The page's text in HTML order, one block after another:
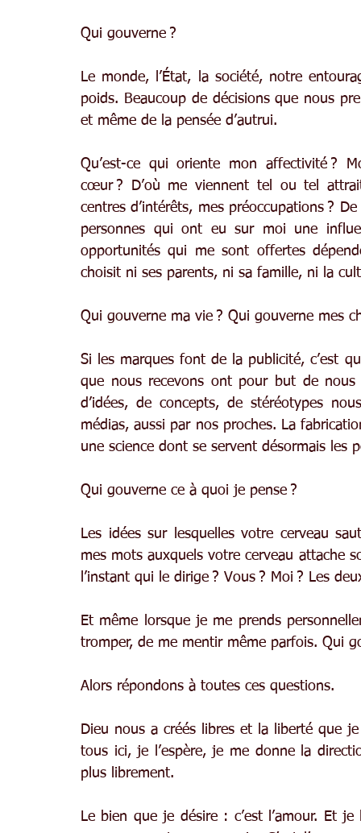
Qui gouverne ?
Le monde, l’État, la société, notre
poids. Beaucoup de décisions que nous
et même de la pensée d’autrui.
Qu’est-ce qui oriente mon affectivité ?
cœur ? D’où me viennent tel ou tel
centres d’intérêts, mes préoccupations ?
personnes qui ont eu sur moi une
opportunités qui me sont offertes
choisit ni ses parents, ni sa famille, ni la
Qui gouverne ma vie ? Qui gouverne mes
Si les marques font de la publicité, c’est
que nous recevons ont pour but de nous
d’idées, de concepts, de stéréotypes
médias, aussi par nos proches. La
une science dont se servent désormais les
Qui gouverne ce à quoi je pense ?
Les idées sur lesquelles votre cerveau
mes mots auxquels votre cerveau attache
l’instant qui le dirige ? Vous ? Moi ? Les
Et même lorsque je me prends
tromper, de me mentir même parfois. Qui
Alors répondons à toutes ces questions.
Dieu nous a créés libres et la liberté que
tous ici, je l’espère, je me donne la
plus librement.
Le bien que je désire : c’est l’amour. Et